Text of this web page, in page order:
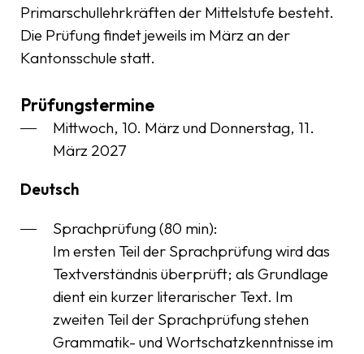
Primarschullehrkräften der Mittelstufe besteht.
Die Prüfung findet jeweils im März an der
Kantonsschule statt.
Prüfungstermine
Mittwoch, 10. März und Donnerstag, 11.
März 2027
Deutsch
Sprachprüfung (80 min):
Im ersten Teil der Sprachprüfung wird das
Textverständnis überprüft; als Grundlage
dient ein kurzer literarischer Text. Im
zweiten Teil der Sprachprüfung stehen
Grammatik- und Wortschatzkenntnisse im